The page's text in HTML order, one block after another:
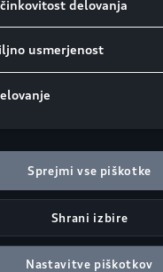
dela vozila
prostora
za glavo
milimetrih.
delovanja
usmerjenost
Sprejmi vse piškotke
Shrani izbire
Nastavitve piškotkov